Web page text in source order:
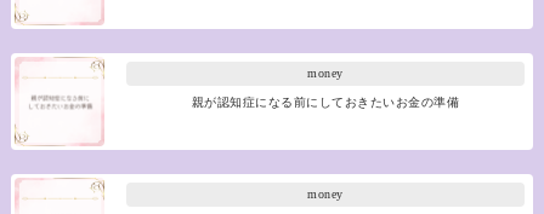
money
親が認知症になる前にしておきたいお金の準備
money